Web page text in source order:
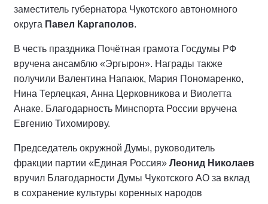
заместитель губернатора Чукотского автономного
округа Павел Каргаполов.
В честь праздника Почётная грамота Госдумы РФ
вручена ансамблю «Эргырон». Награды также
получили Валентина Напаюк, Мария Пономаренко,
Нина Терлецкая, Анна Церковникова и Виолетта
Анаке. Благодарность Минспорта России вручена
Евгению Тихомирову.
Председатель окружной Думы, руководитель
фракции партии «Единая Россия» Леонид Николаев
вручил Благодарности Думы Чукотского АО за вклад
в сохранение культуры коренных народов